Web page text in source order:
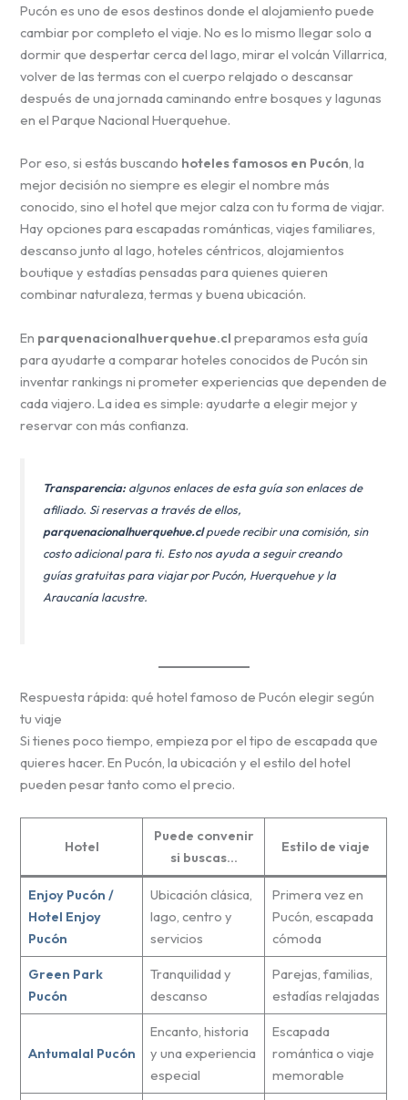
Pucón es uno de esos destinos donde el alojamiento puede
cambiar por completo el viaje. No es lo mismo llegar solo a
dormir que despertar cerca del lago, mirar el volcán Villarrica,
volver de las termas con el cuerpo relajado o descansar
después de una jornada caminando entre bosques y lagunas
en el Parque Nacional Huerquehue.
Por eso, si estás buscando hoteles famosos en Pucón, la
mejor decisión no siempre es elegir el nombre más
conocido, sino el hotel que mejor calza con tu forma de viajar.
Hay opciones para escapadas románticas, viajes familiares,
descanso junto al lago, hoteles céntricos, alojamientos
boutique y estadías pensadas para quienes quieren
combinar naturaleza, termas y buena ubicación.
En parquenacionalhuerquehue.cl preparamos esta guía
para ayudarte a comparar hoteles conocidos de Pucón sin
inventar rankings ni prometer experiencias que dependen de
cada viajero. La idea es simple: ayudarte a elegir mejor y
reservar con más confianza.
Transparencia: algunos enlaces de esta guía son enlaces de
afiliado. Si reservas a través de ellos,
parquenacionalhuerquehue.clpuede recibir una comisión, sin
costo adicional para ti. Esto nos ayuda a seguir creando
guías gratuitas para viajar por Pucón, Huerquehue y la
Araucanía lacustre.
Respuesta rápida: qué hotel famoso de Pucón elegir según
tu viaje
Si tienes poco tiempo, empieza por el tipo de escapada que
quieres hacer. En Pucón, la ubicación y el estilo del hotel
pueden pesar tanto como el precio.
Hotel
Puede convenir
si buscas…
Estilo de viaje
Enjoy Pucón /
Hotel Enjoy
Pucón
Ubicación clásica,
lago, centro y
servicios
Primera vez en
Pucón, escapada
cómoda
Green Park
Pucón
Tranquilidad y
descanso
Parejas, familias,
estadías relajadas
Antumalal Pucón
Encanto, historia
y una experiencia
especial
Escapada
romántica o viaje
memorable